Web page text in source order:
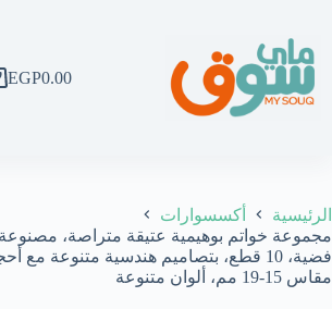
المحتوى
عربةEGP0.00
الرئيسية
أكسسوارات
مجموعة خواتم بوهيمية عتيقة متراصة،
فضية، 10 قطع، بتصاميم هندسية متنوعة مع
مقاس 15-19 مم، ألوان متنوعة